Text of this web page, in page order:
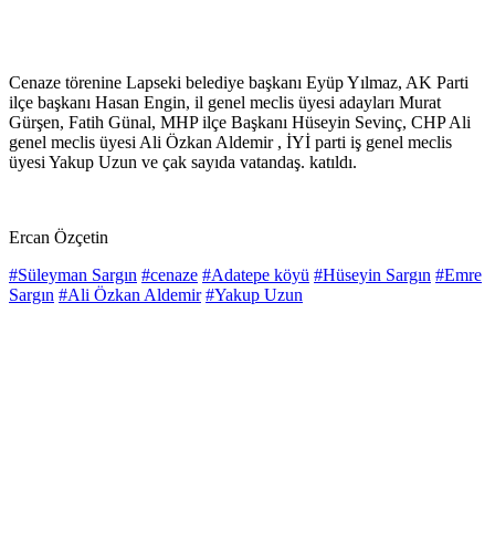
Cenaze törenine Lapseki belediye başkanı Eyüp Yılmaz, AK Parti
ilçe başkanı Hasan Engin, il genel meclis üyesi adayları Murat
Gürşen, Fatih Günal, MHP ilçe Başkanı Hüseyin Sevinç, CHP Ali
genel meclis üyesi Ali Özkan Aldemir , İYİ parti iş genel meclis
üyesi Yakup Uzun ve çak sayıda vatandaş. katıldı.
Ercan Özçetin
#Süleyman Sargın #cenaze #Adatepe köyü #Hüseyin Sargın #Emre
Sargın #Ali Özkan Aldemir #Yakup Uzun